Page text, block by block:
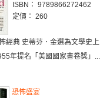
ISBN： 9789866272462
定價： 260
經典 史蒂芬．金選為文學史上
年提名「美國國家書卷獎」...
恐怖盛宴